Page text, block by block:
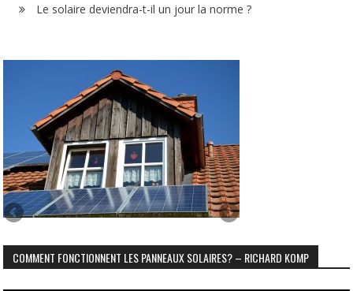
Le solaire deviendra-t-il un jour la norme ?
COMMENT FONCTIONNENT LES PANNEAUX SOLAIRES? – RICHARD KOMP